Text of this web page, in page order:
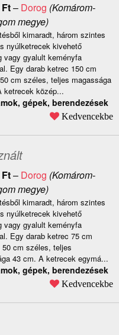
Ft– Dorog (Komárom-
megye)
kimaradt, három szintes
nyúlketrecek kivehető
vagy gyalult keményfa
Egy darab ketrec 150 cm
cm széles, teljes magassága
ketrecek közép...
gépek, berendezések
Kedvencekbe
Ft– Dorog (Komárom-
megye)
kimaradt, három szintes
nyúlketrecek kivehető
vagy gyalult keményfa
Egy darab ketrec 75 cm
50 cm széles, teljes
43 cm. A ketrecek egymá...
gépek, berendezések
Kedvencekbe